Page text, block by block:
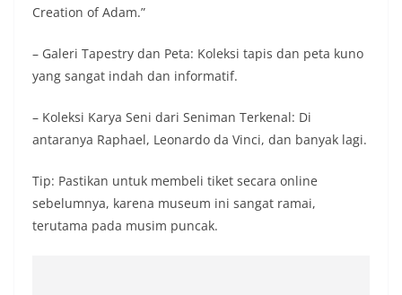
Creation of Adam.”
– Galeri Tapestry dan Peta: Koleksi tapis dan peta kuno
yang sangat indah dan informatif.
– Koleksi Karya Seni dari Seniman Terkenal: Di
antaranya Raphael, Leonardo da Vinci, dan banyak lagi.
Tip: Pastikan untuk membeli tiket secara online
sebelumnya, karena museum ini sangat ramai,
terutama pada musim puncak.